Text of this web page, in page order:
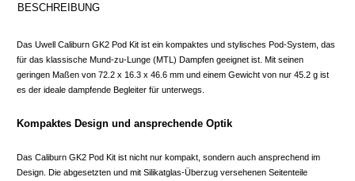
BESCHREIBUNG
Das Uwell Caliburn GK2 Pod Kit ist ein kompaktes und stylisches Pod-System, das
für das klassische Mund-zu-Lunge (MTL) Dampfen geeignet ist. Mit seinen
geringen Maßen von 72.2 x 16.3 x 46.6 mm und einem Gewicht von nur 45.2 g ist
es der ideale dampfende Begleiter für unterwegs.
Kompaktes Design und ansprechende Optik
Das Caliburn GK2 Pod Kit ist nicht nur kompakt, sondern auch ansprechend im
Design. Die abgesetzten und mit Silikatglas-Überzug versehenen Seitenteile